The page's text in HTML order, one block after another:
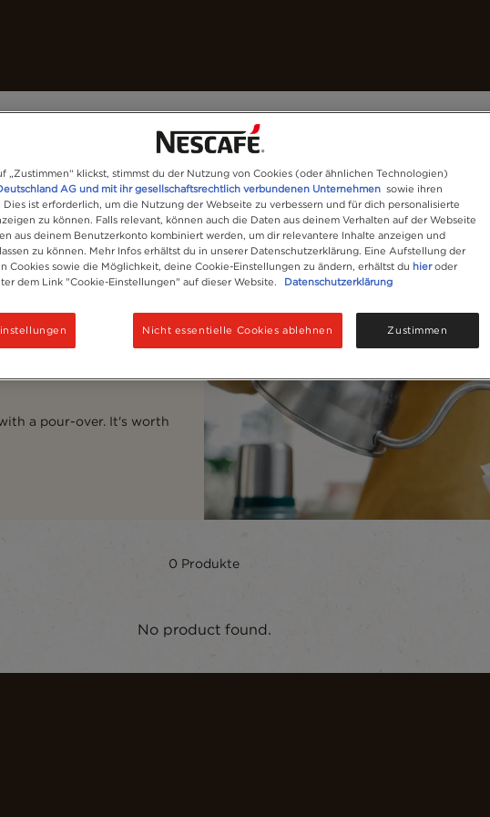
Pour Over​
Unsere Kaffees
Kaffeesorten
a pour-over. It's worth
0 Produkte
No product found.
„Zustimmen“ klickst, stimmst du der Nutzung von Cookies (oder ähnlichen Technologien)
AG und mit ihr gesellschaftsrechtlich verbundenen Unternehmen sowie ihren
Dies ist erforderlich, um die Nutzung der Webseite zu verbessern und für dich personalisierte
zu können. Falls relevant, können auch die Daten aus deinem Verhalten auf der Webseite
aus deinem Benutzerkonto kombiniert werden, um dir relevantere Inhalte anzeigen und
zu können. Mehr Infos erhältst du in unserer Datenschutzerklärung. Eine Aufstellung der
Cookies sowie die Möglichkeit, deine Cookie-Einstellungen zu ändern, erhältst du hieroder
dem Link "Cookie-Einstellungen" auf dieser Website.
Datenschutzerklärung
Nicht essentielle Cookies ablehnen Zustimmen